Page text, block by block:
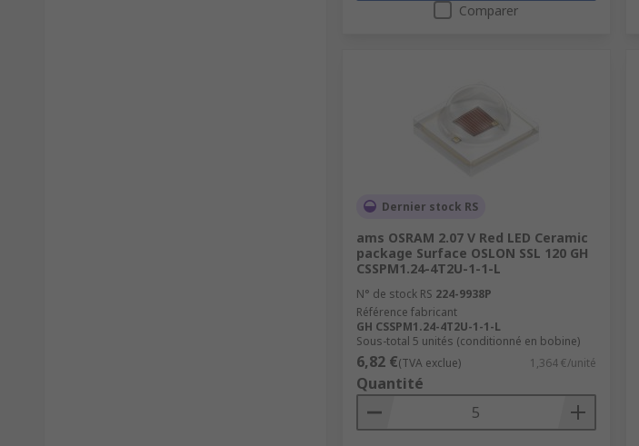
Comparer
Dernier stock RS
ams OSRAM 2.07 V Red LED Ceramic
package Surface OSLON SSL 120 GH
CSSPM1.24-4T2U-1-1-L
N° de stock RS 224-9938P
Référence fabricant
GH CSSPM1.24-4T2U-1-1-L
Sous-total 5 unités (conditionné en bobine)
6,82 €(TVA exclue) 1,364 €/unité
Quantité